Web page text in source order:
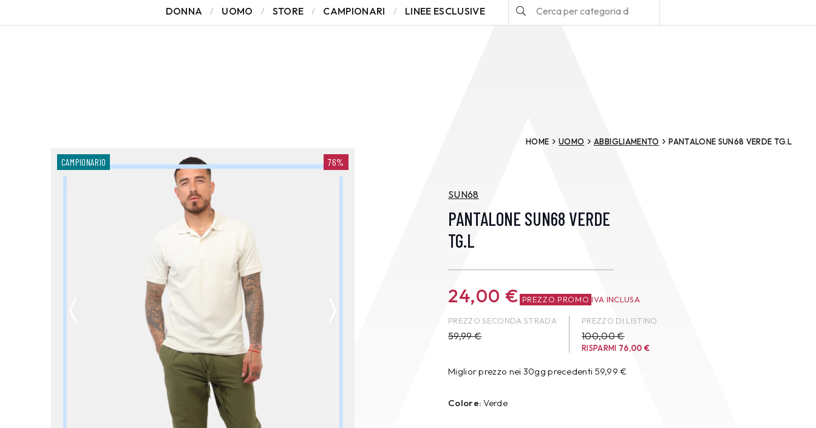
DONNA UOMO STORE CAMPIONARI LINEE ESCLUSIVE
HOME UOMO ABBIGLIAMENTO PANTALONE SUN68 VERDE TG.L
CAMPIONARIO 76%
SUN68
PANTALONE SUN68 VERDE
TG.L
24,00 € PREZZO PROMO IVA INCLUSA
PREZZO SECONDA STRADA
59,99€
PREZZO DI LISTINO
100,00 €
RISPARMI 76,00€
Miglior prezzo nei 30gg precedenti 59,99€
Colore: Verde